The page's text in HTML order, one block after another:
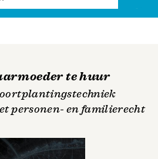
te huur
personen- en familierecht